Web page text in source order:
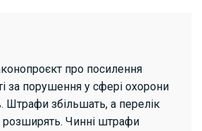
про посилення
за порушення у сфері охорони
Штрафи збільшать, а перелік
Чинні штрафи